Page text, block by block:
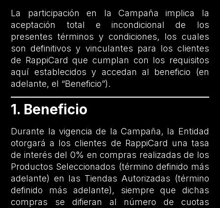
La participación en la Campaña implica la
aceptación total e incondicional de los
presentes términos y condiciones, los cuales
son definitivos y vinculantes para los clientes
de RappiCard que cumplan con los requisitos
aquí establecidos y accedan al beneficio (en
adelante, el “Beneficio”).
1. Beneficio
Durante la vigencia de la Campaña, la Entidad
otorgará a los clientes de RappiCard una tasa
de interés del 0% en compras realizadas de los
Productos Seleccionados (término definido más
adelante) en las Tiendas Autorizadas (término
definido más adelante), siempre que dichas
compras se difieran al número de cuotas